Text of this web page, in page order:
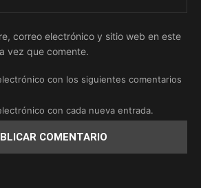
correo electrónico y sitio web en este
vez que comente.
con los siguientes comentarios
con cada nueva entrada.